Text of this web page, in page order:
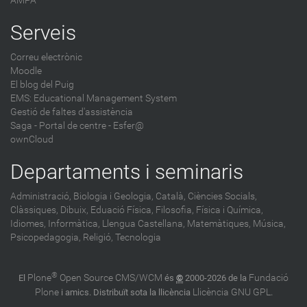
Serveis
Correu electrònic
Moodle
El blog del Puig
EMS: Educational Management System
Gestió de faltes d'assistència
Saga - Portal de centre - Esfer@
ownCloud
Departaments i seminaris
Administració, Biologia i Geologia, Català, Ciències Socials,
Clàssiques, Dibuix, Eduació Física, Filosofia, Física i Química,
Idiomes, Informàtica, Llengua Castellana, Matemàtiques, Música,
Psicopedagogia, Religió, Tecnologia
El Plone® Open Source CMS/WCM és © 2000-2026 de la Fundació
Plonei amics. Distribuït sota la llicència Llicència GNU GPL.